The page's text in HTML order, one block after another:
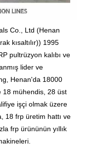
Co., Ltd (Henan
kısaltılır)) 1995
pultrüzyon kalıbı ve
lider ve
Henan'da 18000
18 mühendis, 28 üst
işçi olmak üzere
18 frp üretim hattı ve
frp ürününün yıllık